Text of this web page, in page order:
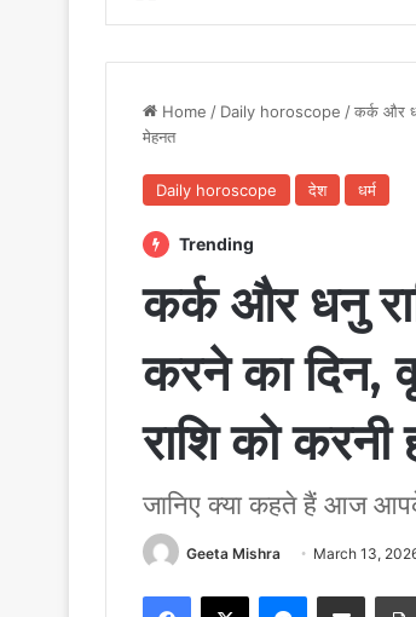
Home / Daily horoscope /कर्क और
मेहनत
Daily horoscope देश धर्म
Trending
कर्क और धनु
करने का दिन,
राशि को करनी
जानिए क्या कहते हैं आज
Geeta Mishra March 13,
Facebook
X Messenger
Share via Email